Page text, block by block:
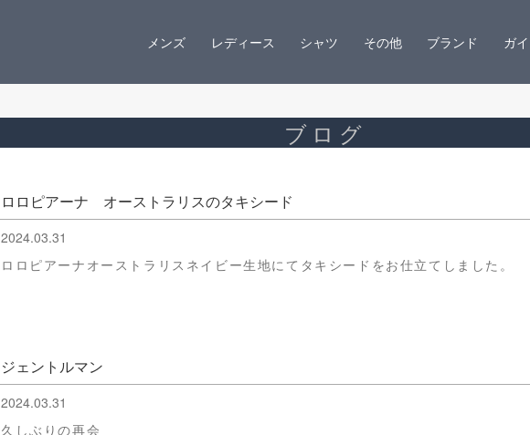
メンズ レディース シャツ その他 ブランド ガ
ブログ
ロロピアーナ オーストラリスのタキシード
2024.03.31
ロロピアーナオーストラリスネイビー生地にてタキシードをお仕立てしました。
ジェントルマン
2024.03.31
久しぶりの再会